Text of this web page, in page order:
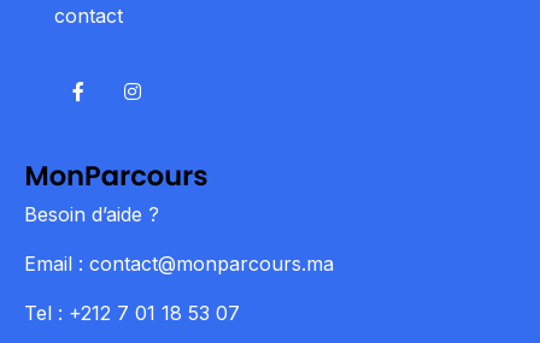
contact
Besoin d’aide ?
Email : contact@monparcours.ma
Tel : +212 7 01 18 53 07